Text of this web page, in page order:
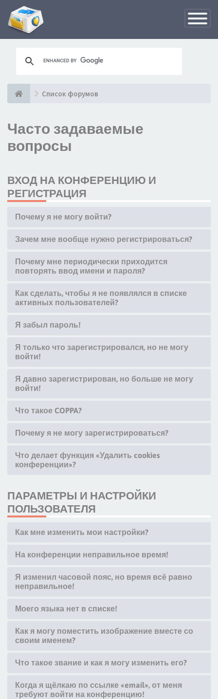
Список форумов
Часто задаваемые
вопросы
ВХОД НА КОНФЕРЕНЦИЮ И
РЕГИСТРАЦИЯ
Почему я не могу войти?
Зачем мне вообще нужно регистрироваться?
Почему мне периодически приходится
повторять ввод имени и пароля?
Как сделать, чтобы я не появлялся в списке
активных пользователей?
Я забыл пароль!
Я только что зарегистрировался, но не могу
войти!
Я давно зарегистрирован, но больше не могу
войти!
Что такое COPPA?
Почему я не могу зарегистрироваться?
Что делает функция «Удалить cookies
конференции»?
ПАРАМЕТРЫ И НАСТРОЙКИ
ПОЛЬЗОВАТЕЛЯ
Как мне изменить мои настройки?
На конференции неправильное время!
Я изменил часовой пояс, но время всё равно
неправильное!
Моего языка нет в списке!
Как я могу поместить изображение вместе со
своим именем?
Что такое звание и как я могу изменить его?
Когда я щёлкаю по ссылке «email», от меня
требуют войти на конференцию!